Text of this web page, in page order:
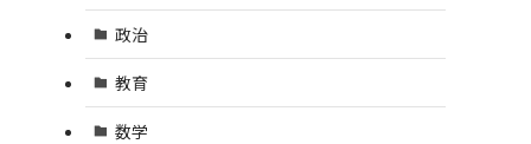
政治
教育
数学